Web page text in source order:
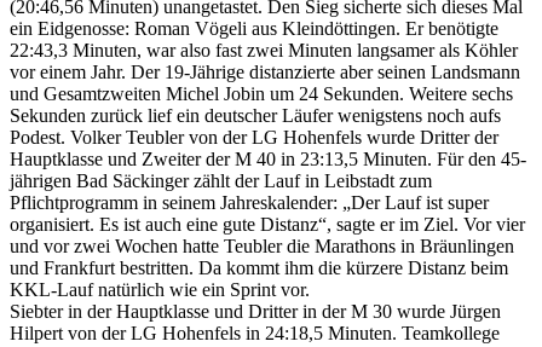
(20:46,56 Minuten) unangetastet. Den Sieg sicherte sich dieses Mal
ein Eidgenosse: Roman Vögeli aus Kleindöttingen. Er benötigte
22:43,3 Minuten, war also fast zwei Minuten langsamer als Köhler
vor einem Jahr. Der 19-Jährige distanzierte aber seinen Landsmann
und Gesamtzweiten Michel Jobin um 24 Sekunden. Weitere sechs
Sekunden zurück lief ein deutscher Läufer wenigstens noch aufs
Podest. Volker Teubler von der LG Hohenfels wurde Dritter der
Hauptklasse und Zweiter der M 40 in 23:13,5 Minuten. Für den 45-
jährigen Bad Säckinger zählt der Lauf in Leibstadt zum
Pflichtprogramm in seinem Jahreskalender: „Der Lauf ist super
organisiert. Es ist auch eine gute Distanz“, sagte er im Ziel. Vor vier
und vor zwei Wochen hatte Teubler die Marathons in Bräunlingen
und Frankfurt bestritten. Da kommt ihm die kürzere Distanz beim
KKL-Lauf natürlich wie ein Sprint vor.
Siebter in der Hauptklasse und Dritter in der M 30 wurde Jürgen
Hilpert von der LG Hohenfels in 24:18,5 Minuten. Teamkollege